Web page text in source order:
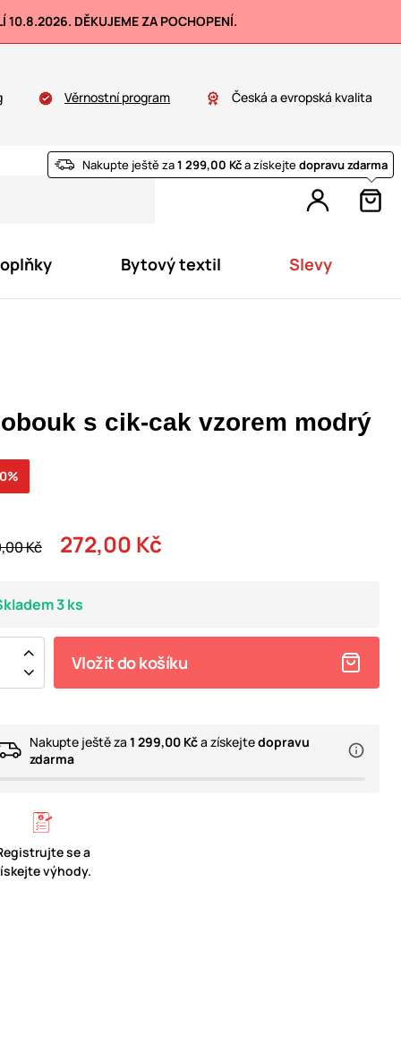
10.8.2026. DĚKUJEME ZA POCHOPENÍ.
Věrnostní program Česká a evropská kvalita
Nakupte ještě za1 299,00 Kča získejtedopravu zdarma
Bytový textil Slevy
s cik-cak vzorem modrý
Kč 272,00 Kč
3 ks
Vložit do košíku
Nakupte ještě za 1 299,00 Kča získejtedopravu
zdarma
se a
výhody.